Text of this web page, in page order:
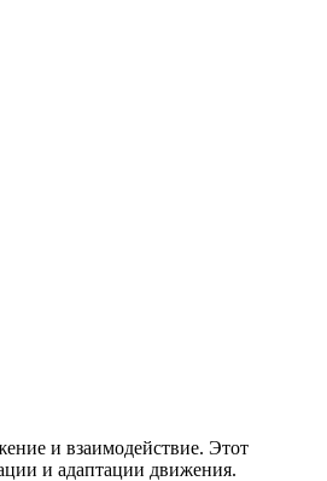
и взаимодействие. Этот
и адаптации движения.